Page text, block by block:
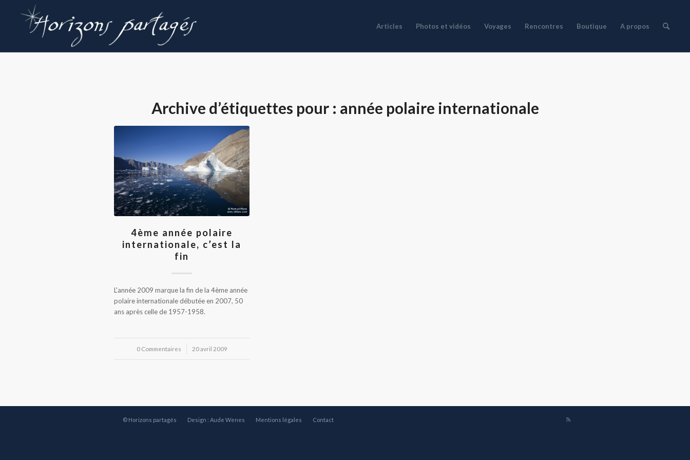
Articles Photos et vidéos Voyages Rencontres Boutique A propos
Archive d’étiquettes pour : année polaire internationale
4ème année polaire
internationale, c’est la
fin
L'année 2009 marque la fin de la 4ème année
polaire internationale débutée en 2007, 50
ans après celle de 1957-1958.
0 Commentaires
/ 20 avril 2009
© Horizons partagés Design : Aude Wenes Mentions légales Contact